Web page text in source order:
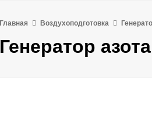
Главная Воздухоподготовка
Генератор